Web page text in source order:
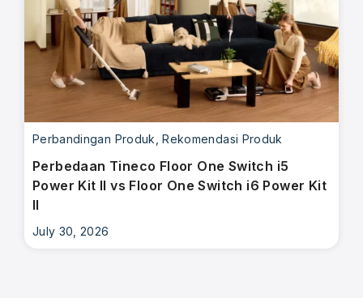
Perbandingan Produk ,Rekomendasi Produk
Perbedaan Tineco Floor One Switch i5
Power Kit II vs Floor One Switch i6 Power Kit
II
July 30, 2026